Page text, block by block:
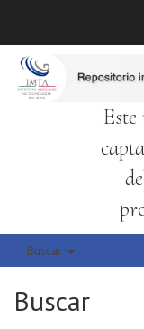
Buscar
Buscar